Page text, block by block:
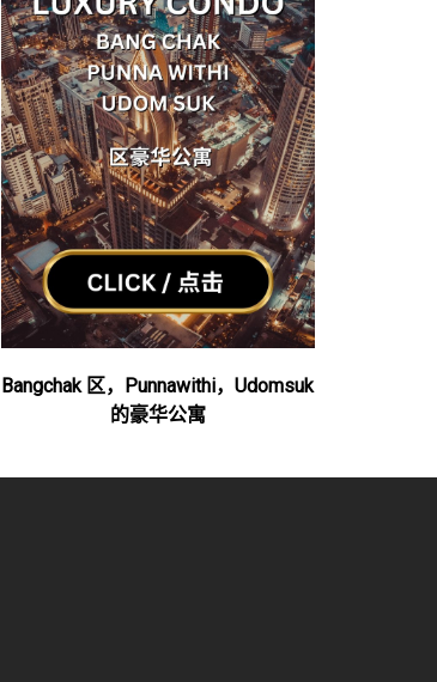
Bangchak 区，Punnawithi，Udomsuk
的豪华公寓